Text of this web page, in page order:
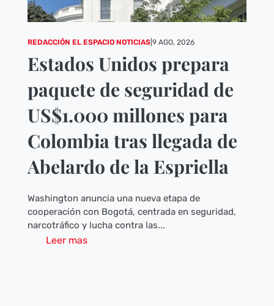
REDACCIÓN EL ESPACIO NOTICIAS| 9 AGO, 2026
Estados Unidos prepara
paquete de seguridad de
US$1.000 millones para
Colombia tras llegada de
Abelardo de la Espriella
Washington anuncia una nueva etapa de
cooperación con Bogotá, centrada en seguridad,
narcotráfico y lucha contra las...
Leer mas